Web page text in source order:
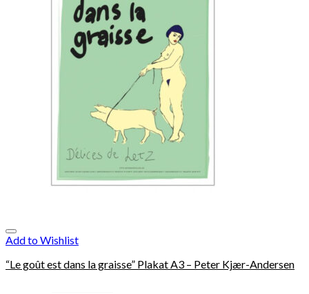
Add to Wishlist
“Le goût est dans la graisse” Plakat A3 – Peter Kjær-Andersen